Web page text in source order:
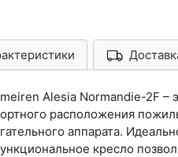
Арконт-Мед
Alesia Normandie-2F
расположения
аппарата.
кресло